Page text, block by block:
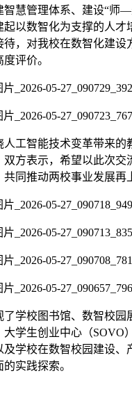
智慧管理体系、建设“师
以数智化为支撑的人才
待，对我校在数智化建设
评价。
人工智能技术变革带来的
双方表示，希望以此次交
同推动两校事业发展再
了学校图书馆、数智校园
学生创业中心（SOVO
学校在数智校园建设、
实践探索。